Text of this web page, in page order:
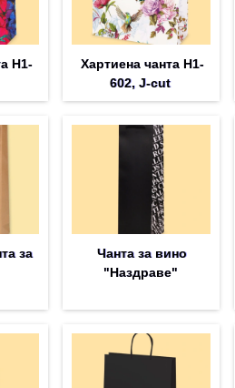
H1-
Хартиена чанта H1-
602, J-cut
за
Чанта за вино
"Наздраве"